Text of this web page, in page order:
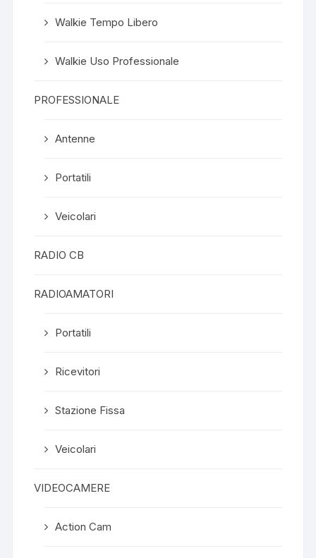
Walkie Tempo Libero
Walkie Uso Professionale
PROFESSIONALE
Antenne
Portatili
Veicolari
RADIO CB
RADIOAMATORI
Portatili
Ricevitori
Stazione Fissa
Veicolari
VIDEOCAMERE
Action Cam